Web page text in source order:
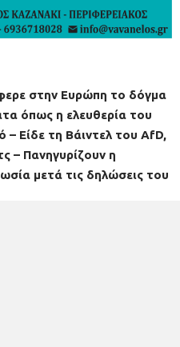
στην Ευρώπη το δόγμα
όπως η ελευθερία του
– Είδε τη Βάιντελ του AfD,
– Πανηγυρίζουν η
μετά τις δηλώσεις του